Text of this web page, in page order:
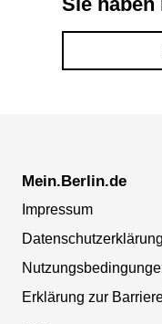
Mein.Berlin.de
Impressum
Datenschutzerklärung
Erklärung zur